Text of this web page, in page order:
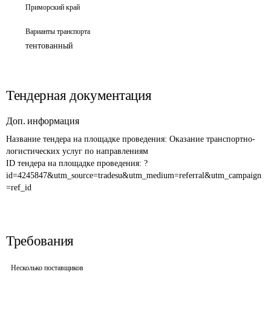
Приморский край
Варианты транспорта
тентованный
Тендерная документация
Доп. информация
Название тендера на площадке проведения: Оказание транспортно-
логистических услуг по направлениям
ID тендера на площадке проведения: ?
id=4245847&utm_source=tradesu&utm_medium=referral&utm_campaign
=ref_id
Требования
Несколько поставщиков